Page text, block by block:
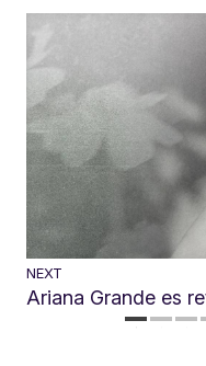
NEXT
Ariana Grande es